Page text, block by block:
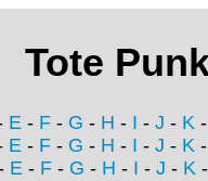
Tote
E - F - G - H - I - J - K
E - F - G - H - I - J - K
E- F- G - H - I - J - K